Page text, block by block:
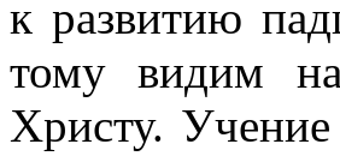
к развитию
тому видим на
Христу.